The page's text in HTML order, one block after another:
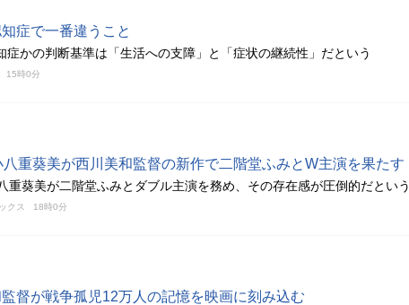
症で一番違うこと
症かの判断基準は「生活への支障」と「症状の継続性」だという
15時0分
八重葵美が西川美和監督の新作で二階堂ふみとW主演を果たす
重葵美が二階堂ふみとダブル主演を務め、その存在感が圧倒的だという
クス 18時0分
督が戦争孤児12万人の記憶を映画に刻み込む